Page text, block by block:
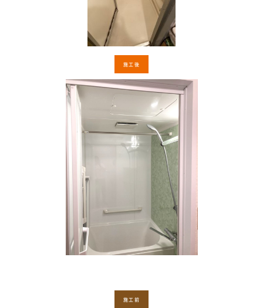
施工後
施工前